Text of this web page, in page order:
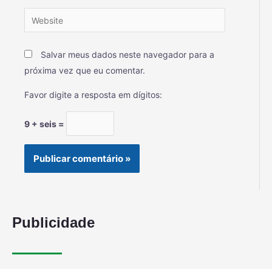
Salvar meus dados neste navegador para a
próxima vez que eu comentar.
Favor digite a resposta em dígitos:
9 + seis =
Publicidade